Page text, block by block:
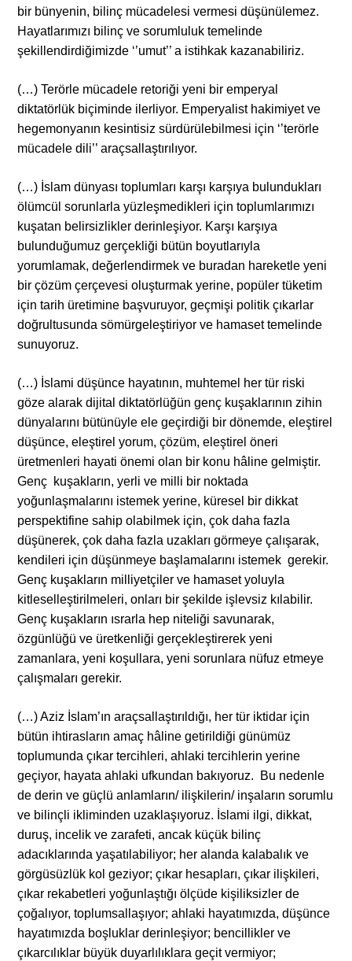
bir bünyenin, bilinç mücadelesi vermesi düşünülemez.
Hayatlarımızı bilinç ve sorumluluk temelinde
şekillendirdiğimizde ‘’umut’’ a istihkak kazanabiliriz.
(…) Terörle mücadele retoriği yeni bir emperyal
diktatörlük biçiminde ilerliyor. Emperyalist hakimiyet ve
hegemonyanın kesintisiz sürdürülebilmesi için ‘’terörle
mücadele dili’’ araçsallaştırılıyor.
(…) İslam dünyası toplumları karşı karşıya bulundukları
ölümcül sorunlarla yüzleşmedikleri için toplumlarımızı
kuşatan belirsizlikler derinleşiyor. Karşı karşıya
bulunduğumuz gerçekliği bütün boyutlarıyla
yorumlamak, değerlendirmek ve buradan hareketle yeni
bir çözüm çerçevesi oluşturmak yerine, popüler tüketim
için tarih üretimine başvuruyor, geçmişi politik çıkarlar
doğrultusunda sömürgeleştiriyor ve hamaset temelinde
sunuyoruz.
(…) İslami düşünce hayatının, muhtemel her tür riski
göze alarak dijital diktatörlüğün genç kuşaklarının zihin
dünyalarını bütünüyle ele geçirdiği bir dönemde, eleştirel
düşünce, eleştirel yorum, çözüm, eleştirel öneri
üretmenleri hayati önemi olan bir konu hâline gelmiştir.
Genç kuşakların, yerli ve milli bir noktada
yoğunlaşmalarını istemek yerine, küresel bir dikkat
perspektifine sahip olabilmek için, çok daha fazla
düşünerek, çok daha fazla uzakları görmeye çalışarak,
kendileri için düşünmeye başlamalarını istemek gerekir.
Genç kuşakların milliyetçiler ve hamaset yoluyla
kitleselleştirilmeleri, onları bir şekilde işlevsiz kılabilir.
Genç kuşakların ısrarla hep niteliği savunarak,
özgünlüğü ve üretkenliği gerçekleştirerek yeni
zamanlara, yeni koşullara, yeni sorunlara nüfuz etmeye
çalışmaları gerekir.
(…) Aziz İslam’ın araçsallaştırıldığı, her tür iktidar için
bütün ihtirasların amaç hâline getirildiği günümüz
toplumunda çıkar tercihleri, ahlaki tercihlerin yerine
geçiyor, hayata ahlaki ufkundan bakıyoruz. Bu nedenle
de derin ve güçlü anlamların/ ilişkilerin/ inşaların sorumlu
ve bilinçli ikliminden uzaklaşıyoruz. İslami ilgi, dikkat,
duruş, incelik ve zarafeti, ancak küçük bilinç
adacıklarında yaşatılabiliyor; her alanda kalabalık ve
görgüsüzlük kol geziyor; çıkar hesapları, çıkar ilişkileri,
çıkar rekabetleri yoğunlaştığı ölçüde kişiliksizler de
çoğalıyor, toplumsallaşıyor; ahlaki hayatımızda, düşünce
hayatımızda boşluklar derinleşiyor; bencillikler ve
çıkarcılıklar büyük duyarlılıklara geçit vermiyor;